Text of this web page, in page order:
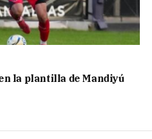
la plantilla de Mandiyú